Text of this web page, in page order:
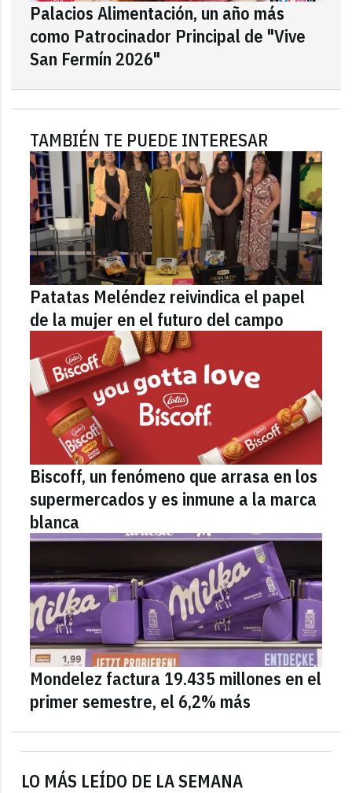
LO MÁS LEÍDO DE LA SEMANA
Palacios Alimentación, un año más
como Patrocinador Principal de "Vive
San Fermín 2026"
TAMBIÉN TE PUEDE INTERESAR
Patatas Meléndez reivindica el papel
de la mujer en el futuro del campo
Biscoff, un fenómeno que arrasa en los
supermercados y es inmune a la marca
blanca
Mondelez factura 19.435 millones en el
primer semestre, el 6,2% más